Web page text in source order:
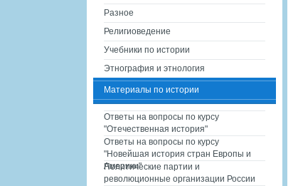
Разное
Религиоведение
Учебники по истории
Этнография и этнология
Материалы по истории
Ответы на вопросы по курсу
"Отечественная история"
Ответы на вопросы по курсу
"Новейшая история стран Европы и
Америки"
Политические партии и
революционные организации России